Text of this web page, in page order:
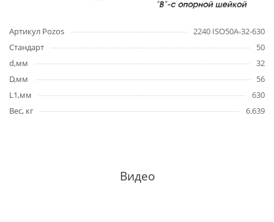
Артикул Pozos
2240 ISO50A-32-630
Стандарт
50
d,мм
32
D,мм
56
L1,мм
630
Вес, кг
6.639
Видео